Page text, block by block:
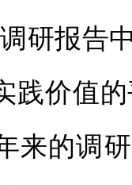
研报告
践价值
来的调